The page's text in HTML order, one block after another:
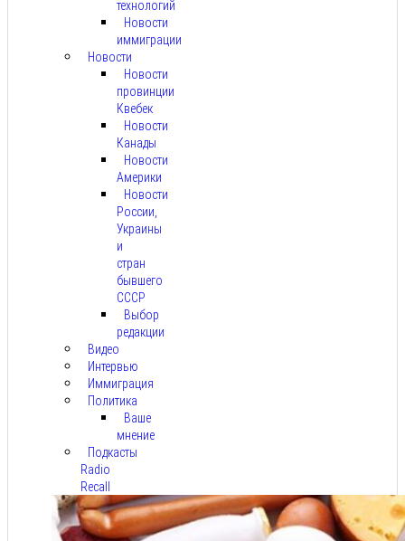
технологий
Новости
иммиграции
Новости
Новости
провинции
Квебек
Новости
Канады
Новости
Америки
Новости
России,
Украины
и
стран
бывшего
СССР
Выбор
редакции
Видео
Интервью
Иммиграция
Политика
Ваше
мнение
Подкасты
Radio
Recall